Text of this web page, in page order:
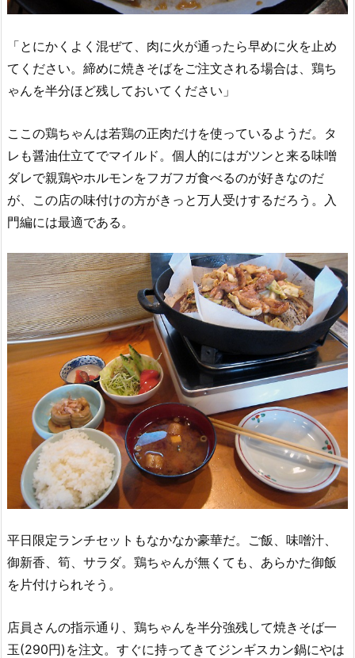
「とにかくよく混ぜて、肉に火が通ったら早めに火を止め
てください。締めに焼きそばをご注文される場合は、鶏ち
ゃんを半分ほど残しておいてください」
ここの鶏ちゃんは若鶏の正肉だけを使っているようだ。タ
レも醤油仕立てでマイルド。個人的にはガツンと来る味噌
ダレで親鶏やホルモンをフガフガ食べるのが好きなのだ
が、この店の味付けの方がきっと万人受けするだろう。入
門編には最適である。
平日限定ランチセットもなかなか豪華だ。ご飯、味噌汁、
御新香、筍、サラダ。鶏ちゃんが無くても、あらかた御飯
を片付けられそう。
店員さんの指示通り、鶏ちゃんを半分強残して焼きそば一
玉(290円)を注文。すぐに持ってきてジンギスカン鍋にやは